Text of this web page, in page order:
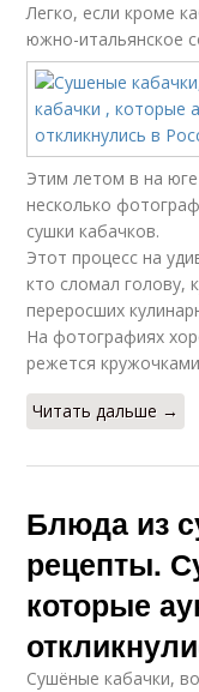
Легко, если кроме
южно-итальянское
Этим летом в на
несколько
сушки кабачков.
Этот процесс на
кто сломал голову,
переросших
На фотографиях
режется
Читать дальше →
Блюда из
рецепты.
которые
Сушёные кабачки,